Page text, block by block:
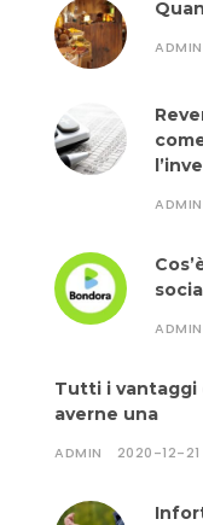
ADMIN
ADMIN
ADMIN
Tutti i vantaggi
averne una
ADMIN 2020-12-21